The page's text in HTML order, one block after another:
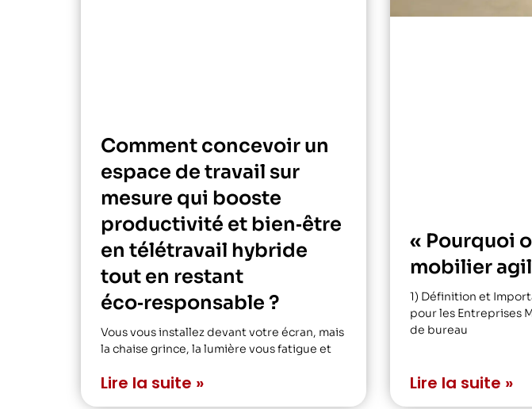
Comment concevoir un
espace de travail sur
mesure qui booste
productivité et bien‑être
en télétravail hybride
tout en restant
éco‑responsable ?
Vous vous installez devant votre écran, mais
la chaise grince, la lumière vous fatigue et
Lire la suite »
« Pourquoi
mobilier
1) Définition et
pour les Entreprises
de bureau
Lire la suite »